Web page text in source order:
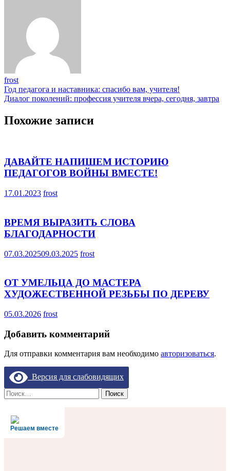
frost
Навигация
по
записям
Год педагога и наставника: спасибо вам, учителя!
Диалог поколений: профессия учителя вчера, сегодня, завтра
Похожие записи
ДАВАЙТЕ НАПИШЕМ ИСТОРИЮ
ПЕДАГОГОВ ВОЙНЫ ВМЕСТЕ!
17.01.2023 frost
ВРЕМЯ ВЫРАЗИТЬ СЛОВА
БЛАГОДАРНОСТИ
07.03.202509.03.2025 frost
ОТ УМЕЛЬЦА ДО МАСТЕРА
ХУДОЖЕСТВЕННОЙ РЕЗЬБЫ ПО ДЕРЕВУ
05.03.2026 frost
Добавить комментарий
Для отправки комментария вам необходимо авторизоваться.
Версия для слабовидящих
Найти:
Решаем вместе